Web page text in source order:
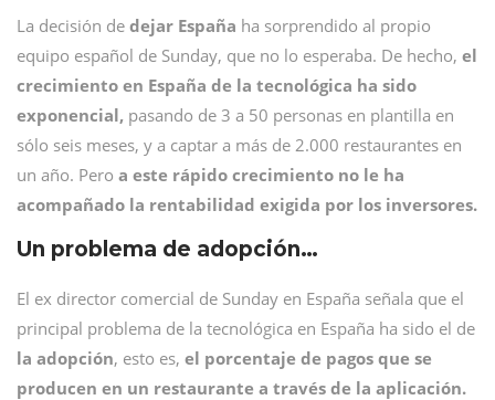
La decisión de dejar España ha sorprendido al propio
equipo español de Sunday, que no lo esperaba. De hecho, el
crecimiento en España de la tecnológica ha sido
exponencial, pasando de 3 a 50 personas en plantilla en
sólo seis meses, y a captar a más de 2.000 restaurantes en
un año. Pero a este rápido crecimiento no le ha
acompañado la rentabilidad exigida por los inversores.
Un problema de adopción…
El ex director comercial de Sunday en España señala que el
principal problema de la tecnológica en España ha sido el de
la adopción, esto es, el porcentaje de pagos que se
producen en un restaurante a través de la aplicación.